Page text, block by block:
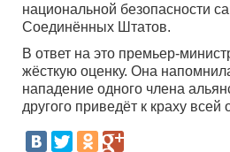
национальной безопасности
Соединённых Штатов.
В ответ на это премьер-
жёсткую оценку. Она
нападение одного члена
другого приведёт к краху всей